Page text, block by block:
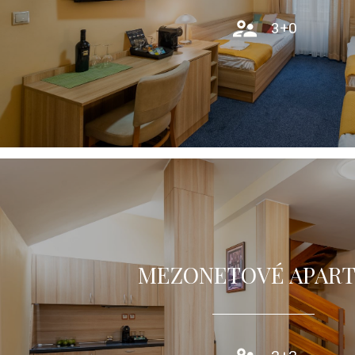
3+0
PROHLÉDNOUT
MEZONETOVÉ
Mezonetové apartmá (70m2) nabízí hostům komfortní
koupelnou.
PROHLÉDNOUT